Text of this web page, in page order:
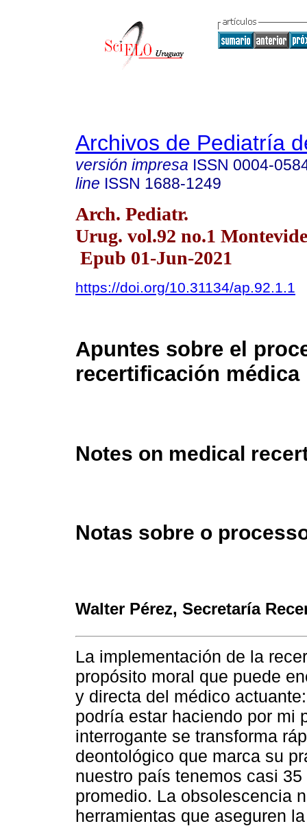
Archivos de Pediatría
versión impresa ISSN 0004-
line ISSN 1688-1249
Arch. Pediatr.
Urug. vol.92 no.1
Epub 01-Jun-2021
https://doi.org/10.31134/ap.92.1.1
Apuntes sobre el
recertificación médica
Notes on medical
Notas sobre o
Walter Pérez, Secretaría
La implementación de la
propósito moral que puede
y directa del médico
podría estar haciendo por mi
interrogante se transforma
deontológico que marca su
nuestro país tenemos casi
promedio. La obsolescencia
herramientas que aseguren